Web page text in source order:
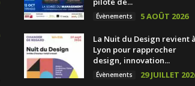
Évènements 5 AOÛT 2026
La Nuit du Design revient à
Lyon pour rapprocher
design, innovation...
Évènements 29 JUILLET